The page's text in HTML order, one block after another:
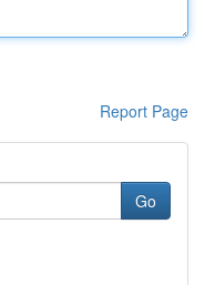
Report Page
Go